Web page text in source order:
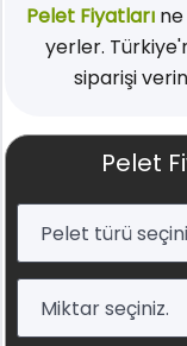
Pelet Fiyatlarıne
yerler.
siparişi
Pelet